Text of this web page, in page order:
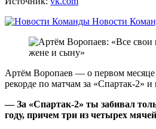
Новости
Артём Воропаев — о первом месяце
рекорде по матчам за «Спартак-2»
— За «Спартак-2» ты забивал
году, причем три из четырех